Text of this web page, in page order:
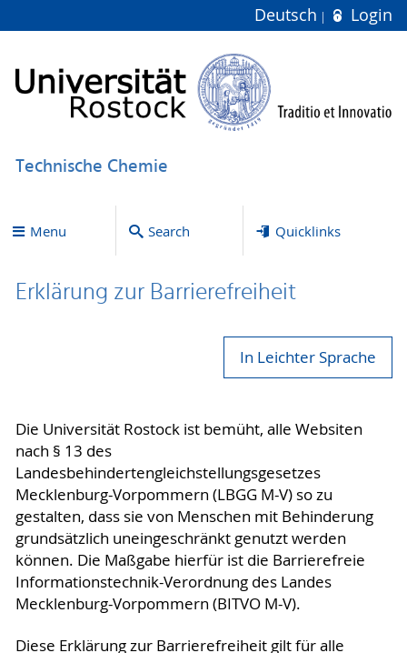
Deutsch Login
Technische Chemie
Menu Search Quicklinks
Erklärung zur Bar­ri­e­re­frei­heit
In Leichter Sprache
Die Universität Rostock ist bemüht, alle Websiten
nach § 13 des
Landesbehindertengleichstellungsgesetzes
Mecklenburg-Vorpommern (LBGG M-V) so zu
gestalten, dass sie von Menschen mit Behinderung
grundsätzlich uneingeschränkt genutzt werden
können. Die Maßgabe hierfür ist die Barrierefreie
Informationstechnik-Verordnung des Landes
Mecklenburg-Vorpommern (BITVO M-V).
Diese Erklärung zur Barrierefreiheit gilt für alle